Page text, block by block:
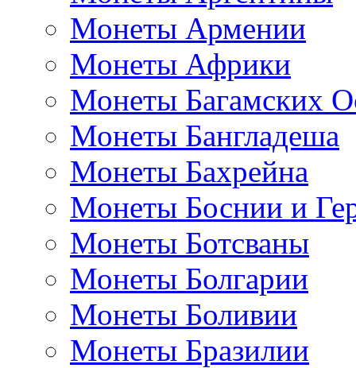
Монеты Армении
Монеты Африки
Монеты Багамских
Монеты Бангладеша
Монеты Бахрейна
Монеты Боснии и
Монеты Ботсваны
Монеты Болгарии
Монеты Боливии
Монеты Бразилии